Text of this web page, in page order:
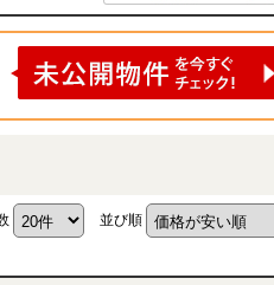
並び順